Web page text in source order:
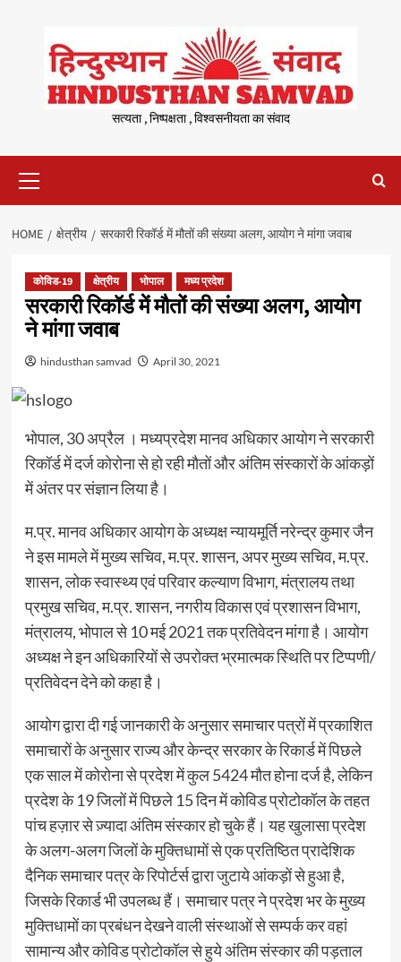
content
सत्यता , निष्पक्षता , विश्वसनीयता का संवाद
Menu
HOME क्षेत्रीय सरकारी रिकॉर्ड में मौतों की संख्या अलग, आयोग ने मांगा जवाब
कोविड-19 क्षेत्रीय भोपाल मध्य प्रदेश
सरकारी रिकॉर्ड में मौतों की संख्या अलग, आयोग
ने मांगा जवाब
hindusthan samvad April 30, 2021
भोपाल, 30 अप्रैल । मध्यप्रदेश मानव अधिकार आयोग ने सरकारी
रिकॉर्ड में दर्ज कोरोना से हो रही मौतों और अंतिम संस्कारों के आंकड़ों
में अंतर पर संज्ञान लिया है।
म.प्र. मानव अधिकार आयोग के अध्यक्ष न्यायमूर्ति नरेन्द्र कुमार जैन
ने इस मामले में मुख्य सचिव, म.प्र. शासन, अपर मुख्य सचिव, म.प्र.
शासन, लोक स्वास्थ्य एवं परिवार कल्याण विभाग, मंत्रालय तथा
प्रमुख सचिव, म.प्र. शासन, नगरीय विकास एवं प्रशासन विभाग,
मंत्रालय, भोपाल से 10 मई 2021 तक प्रतिवेदन मांगा है। आयोग
अध्यक्ष ने इन अधिकारियों से उपरोक्त भ्रमात्मक स्थिति पर टिप्पणी/
प्रतिवेदन देने को कहा है।
आयोग द्वारा दी गई जानकारी के अनुसार समाचार पत्रों में प्रकाशित
समाचारों के अनुसार राज्य और केन्द्र सरकार के रिकार्ड में पिछले
एक साल में कोरोना से प्रदेश में कुल 5424 मौत होना दर्ज है, लेकिन
प्रदेश के 19 जिलों में पिछले 15 दिन में कोविड प्रोटोकॉल के तहत
पांच हज़ार से ज़्यादा अंतिम संस्कार हो चुके हैं। यह खुलासा प्रदेश
के अलग-अलग जिलों के मुक्तिधामों से एक प्रतिष्ठित प्रादेशिक
दैनिक समाचार पत्र के रिपोर्टर्स द्वारा जुटाये आंकड़ों से हुआ है,
जिसके रिकार्ड भी उपलब्ध हैं। समाचार पत्र ने प्रदेश भर के मुख्य
मुक्तिधामों का प्रबंधन देखने वाली संस्थाओं से सम्पर्क कर वहां
सामान्य और कोविड प्रोटोकॉल से हुये अंतिम संस्कार की पड़ताल